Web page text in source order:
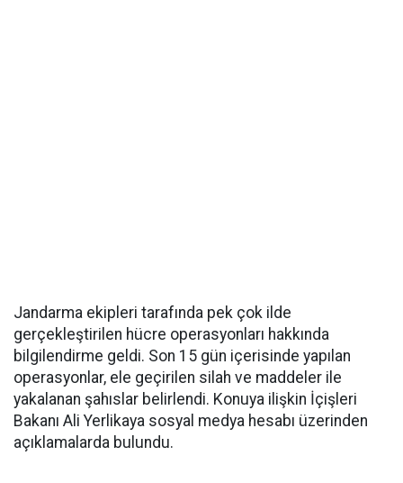
Jandarma ekipleri tarafında pek çok ilde
gerçekleştirilen hücre operasyonları hakkında
bilgilendirme geldi. Son 15 gün içerisinde yapılan
operasyonlar, ele geçirilen silah ve maddeler ile
yakalanan şahıslar belirlendi. Konuya ilişkin İçişleri
Bakanı Ali Yerlikaya sosyal medya hesabı üzerinden
açıklamalarda bulundu.